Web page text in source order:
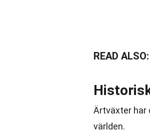
READ ALSO:
Ärtväxter har
världen.